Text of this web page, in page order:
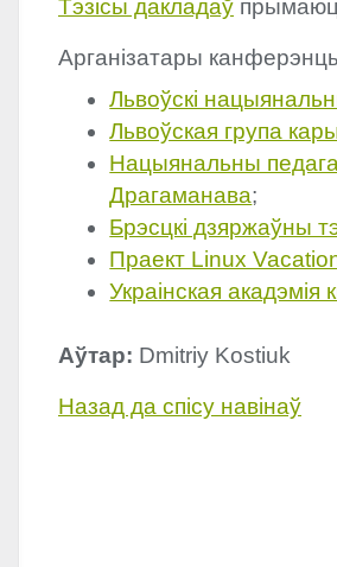
Тэзісы дакладаў
Арганізатары
Львоўскі
Львоўская група
Нацыянальны
Драгаманава;
Брэсцкі дзяржаўны
Праект Linux
Украінская акадэмія
Аўтар: Dmitriy Kostiuk
Назад да спісу навінаў